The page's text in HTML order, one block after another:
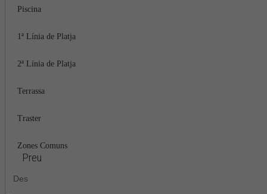
Piscina
1ª Línia de Platja
2ª Línia de Platja
Terrassa
Traster
Zones Comuns
Preu